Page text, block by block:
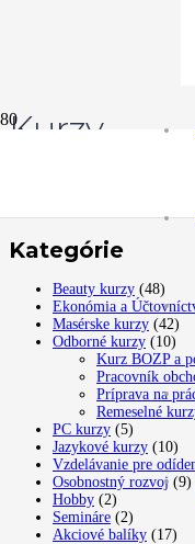
Kurzy
Kategórie
Beauty kurzy (48)
Ekonómia a
Masérske kurzy (42)
Odborné kurzy (10)
Kurz BOZP a
Pracovník
Príprava na
Remeselné
PC kurzy (5)
Jazykové kurzy (10)
Vzdelávanie pre
Osobnostný rozvoj (9)
Hobby (2)
Semináre (2)
Akciové balíky (17)